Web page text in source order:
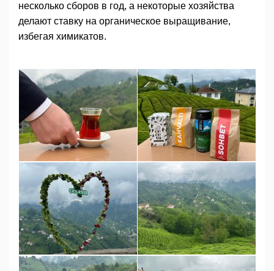
несколько сборов в год, а некоторые хозяйства
делают ставку на органическое выращивание,
избегая химикатов.